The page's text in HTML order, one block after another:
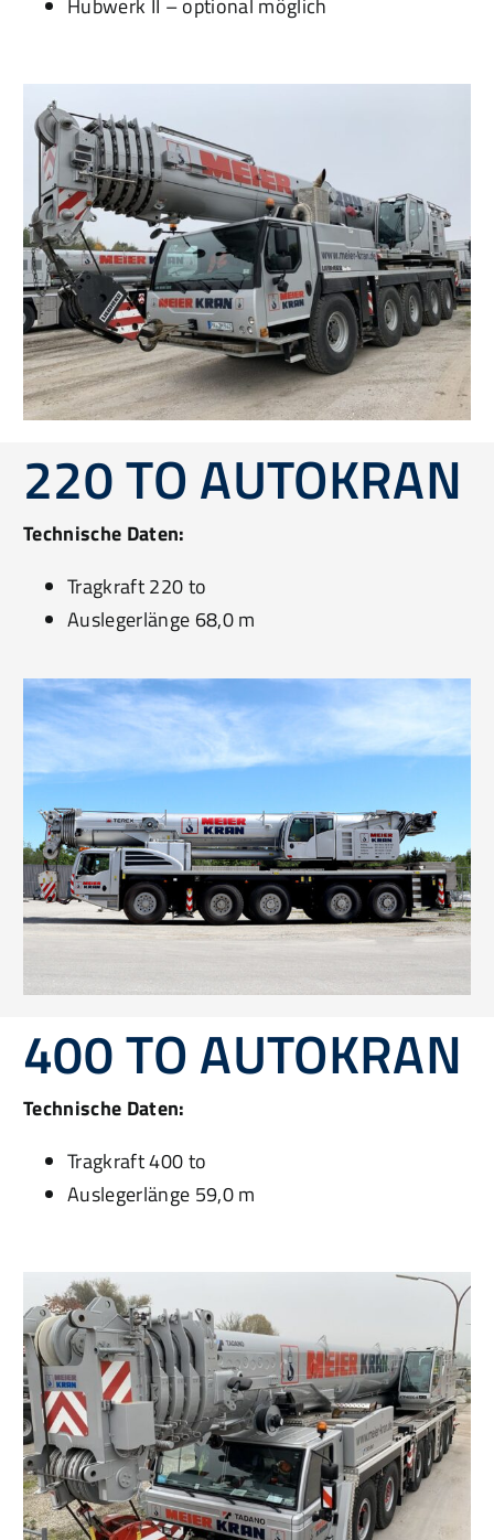
220 TO AUTOKRAN
Technische Daten:
Tragkraft 220 to
Auslegerlänge 68,0 m
400 TO AUTOKRAN
Technische Daten:
Tragkraft 400 to
Auslegerlänge 59,0 m